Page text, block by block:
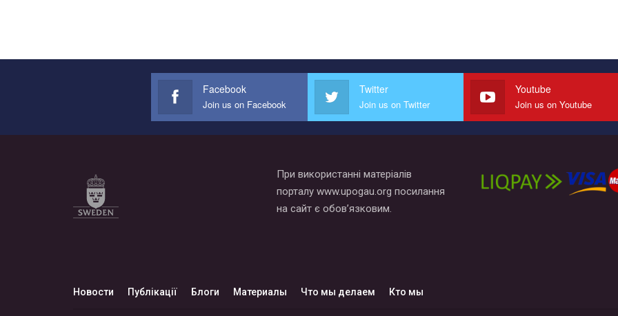
Facebook
Join us on Facebook
Twitter
Join us on Twitter
Youtube
Join us on Youtube
При використанні матеріалів
порталу www.upogau.org посилання
на сайт є обов’язковим.
Новости Публікації Блоги Материалы Что мы делаем Кто мы